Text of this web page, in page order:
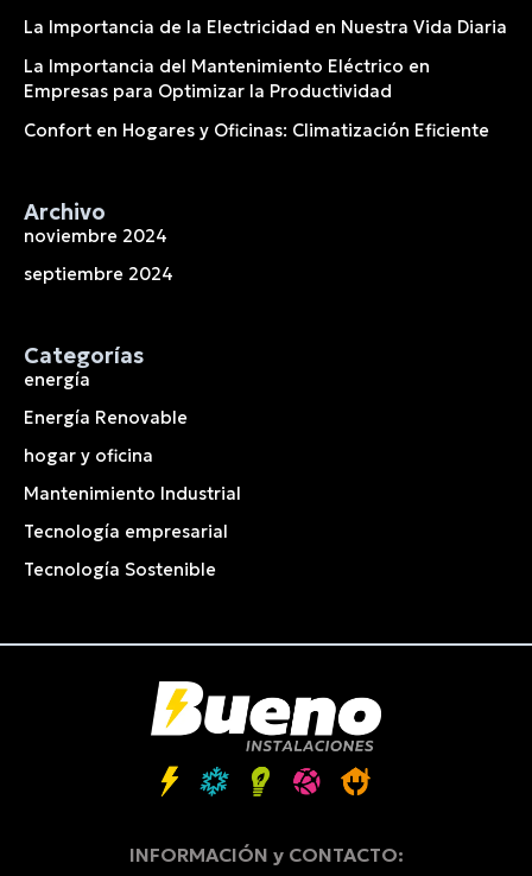
La Importancia de la Electricidad en Nuestra Vida Diaria
La Importancia del Mantenimiento Eléctrico en
Empresas para Optimizar la Productividad
Confort en Hogares y Oficinas: Climatización Eficiente
Archivo
noviembre 2024
septiembre 2024
Categorías
energía
Energía Renovable
hogar y oficina
Mantenimiento Industrial
Tecnología empresarial
Tecnología Sostenible
INFORMACIÓN y CONTACTO: